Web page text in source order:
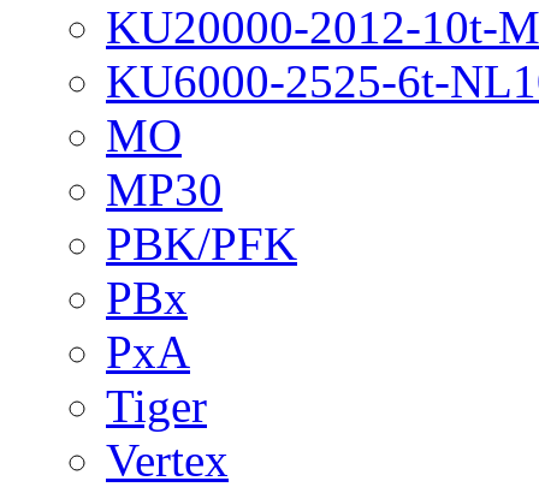
KU20000-2012-10t-
KU6000-2525-6t-
MO
MP30
PBK/PFK
PBx
PxA
Tiger
Vertex